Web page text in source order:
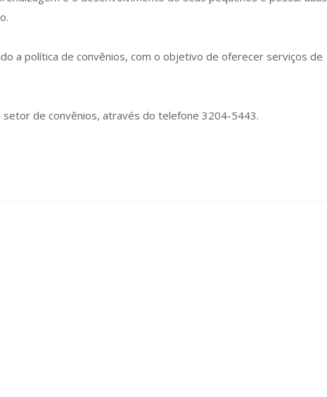
a política de convênios, com o objetivo de oferecer serviços de
de convênios, através do telefone 3204-5443.